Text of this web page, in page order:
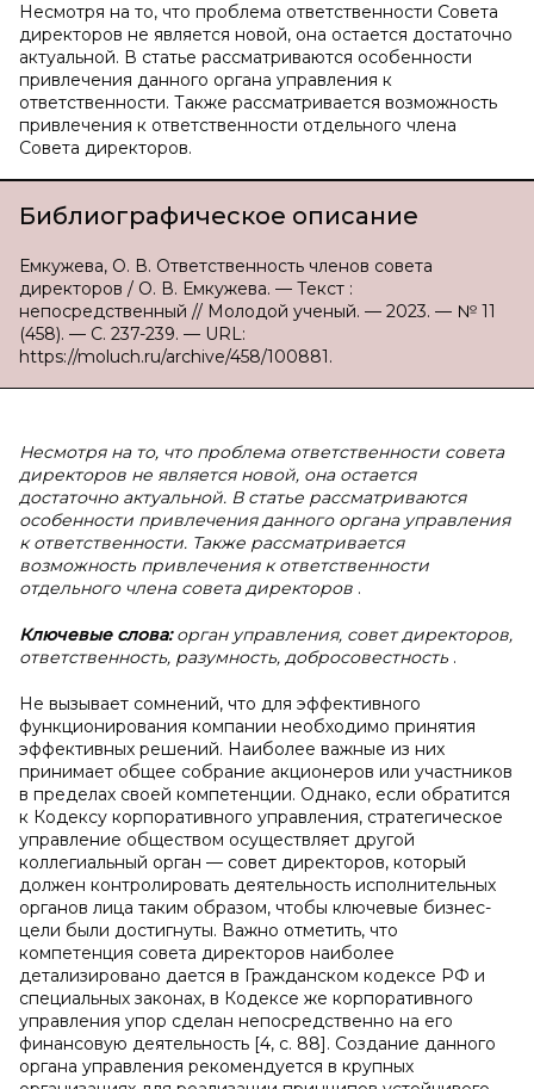
Несмотря на то, что проблема ответственности Совета
директоров не является новой, она остается достаточно
актуальной. В статье рассматриваются особенности
привлечения данного органа управления к
ответственности. Также рассматривается возможность
привлечения к ответственности отдельного члена
Совета директоров.
Библиографическое описание
Емкужева, О. В. Ответственность членов совета
директоров / О. В. Емкужева. — Текст :
непосредственный // Молодой ученый. — 2023. — № 11
(458). — С. 237-239. — URL:
https://moluch.ru/archive/458/100881.
Несмотря на то, что проблема ответственности совета
директоров не является новой, она остается
достаточно актуальной. В статье рассматриваются
особенности привлечения данного органа управления
к ответственности. Также рассматривается
возможность привлечения к ответственности
отдельного члена совета директоров .
Ключевые слова:орган управления, совет директоров,
ответственность, разумность, добросовестность .
Не вызывает сомнений, что для эффективного
функционирования компании необходимо принятия
эффективных решений. Наиболее важные из них
принимает общее собрание акционеров или участников
в пределах своей компетенции. Однако, если обратится
к Кодексу корпоративного управления, стратегическое
управление обществом осуществляет другой
коллегиальный орган — совет директоров, который
должен контролировать деятельность исполнительных
органов лица таким образом, чтобы ключевые бизнес-
цели были достигнуты. Важно отметить, что
компетенция совета директоров наиболее
детализировано дается в Гражданском кодексе РФ и
специальных законах, в Кодексе же корпоративного
управления упор сделан непосредственно на его
финансовую деятельность [4, с. 88]. Создание данного
органа управления рекомендуется в крупных